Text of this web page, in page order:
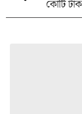
কোটি